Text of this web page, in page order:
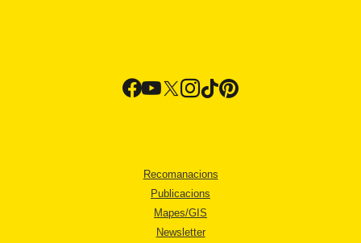
Recomanacions
Publicacions
Mapes/GIS
Newsletter